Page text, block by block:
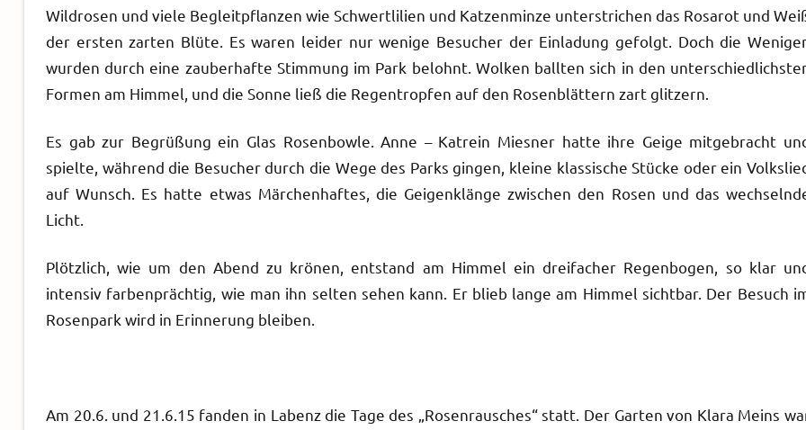
Wildrosen und viele Begleitpflanzen wie Schwertlilien und Katzenminze unterstrichen das Rosarot und
der ersten zarten Blüte. Es waren leider nur wenige Besucher der Einladung gefolgt. Doch die
wurden durch eine zauberhafte Stimmung im Park belohnt. Wolken ballten sich in den
Formen am Himmel, und die Sonne ließ die Regentropfen auf den Rosenblättern zart glitzern.
Es gab zur Begrüßung ein Glas Rosenbowle. Anne – Katrein Miesner hatte ihre Geige mitgebracht
spielte, während die Besucher durch die Wege des Parks gingen, kleine klassische Stücke oder ein
auf Wunsch. Es hatte etwas Märchenhaftes, die Geigenklänge zwischen den Rosen und das
Licht.
Plötzlich, wie um den Abend zu krönen, entstand am Himmel ein dreifacher Regenbogen, so klar
intensiv farbenprächtig, wie man ihn selten sehen kann. Er blieb lange am Himmel sichtbar. Der Besuch
Rosenpark wird in Erinnerung bleiben.
Am 20.6. und 21.6.15 fanden in Labenz die Tage des „Rosenrausches“ statt. Der Garten von Klara Meins